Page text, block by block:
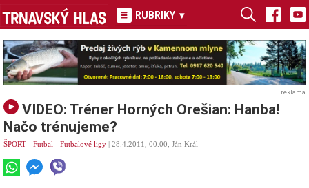
RUBRIKY ▾
reklama
VIDEO: Tréner Horných Orešian: Hanba!
Načo trénujeme?
ŠPORT - Futbal - Futbalové ligy | 28.4.2011, 00.00, Ján Král